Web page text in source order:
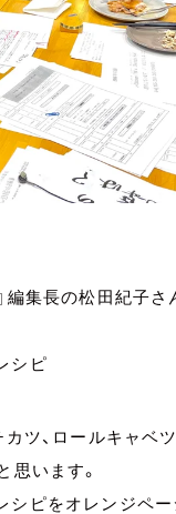
編集長の松田紀子さ
シピ
ツ、ロールキャベ
思います。
ピをオレンジペー